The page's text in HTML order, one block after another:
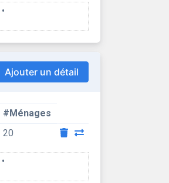
•
Ajouter un détail
#Ménages
20
•